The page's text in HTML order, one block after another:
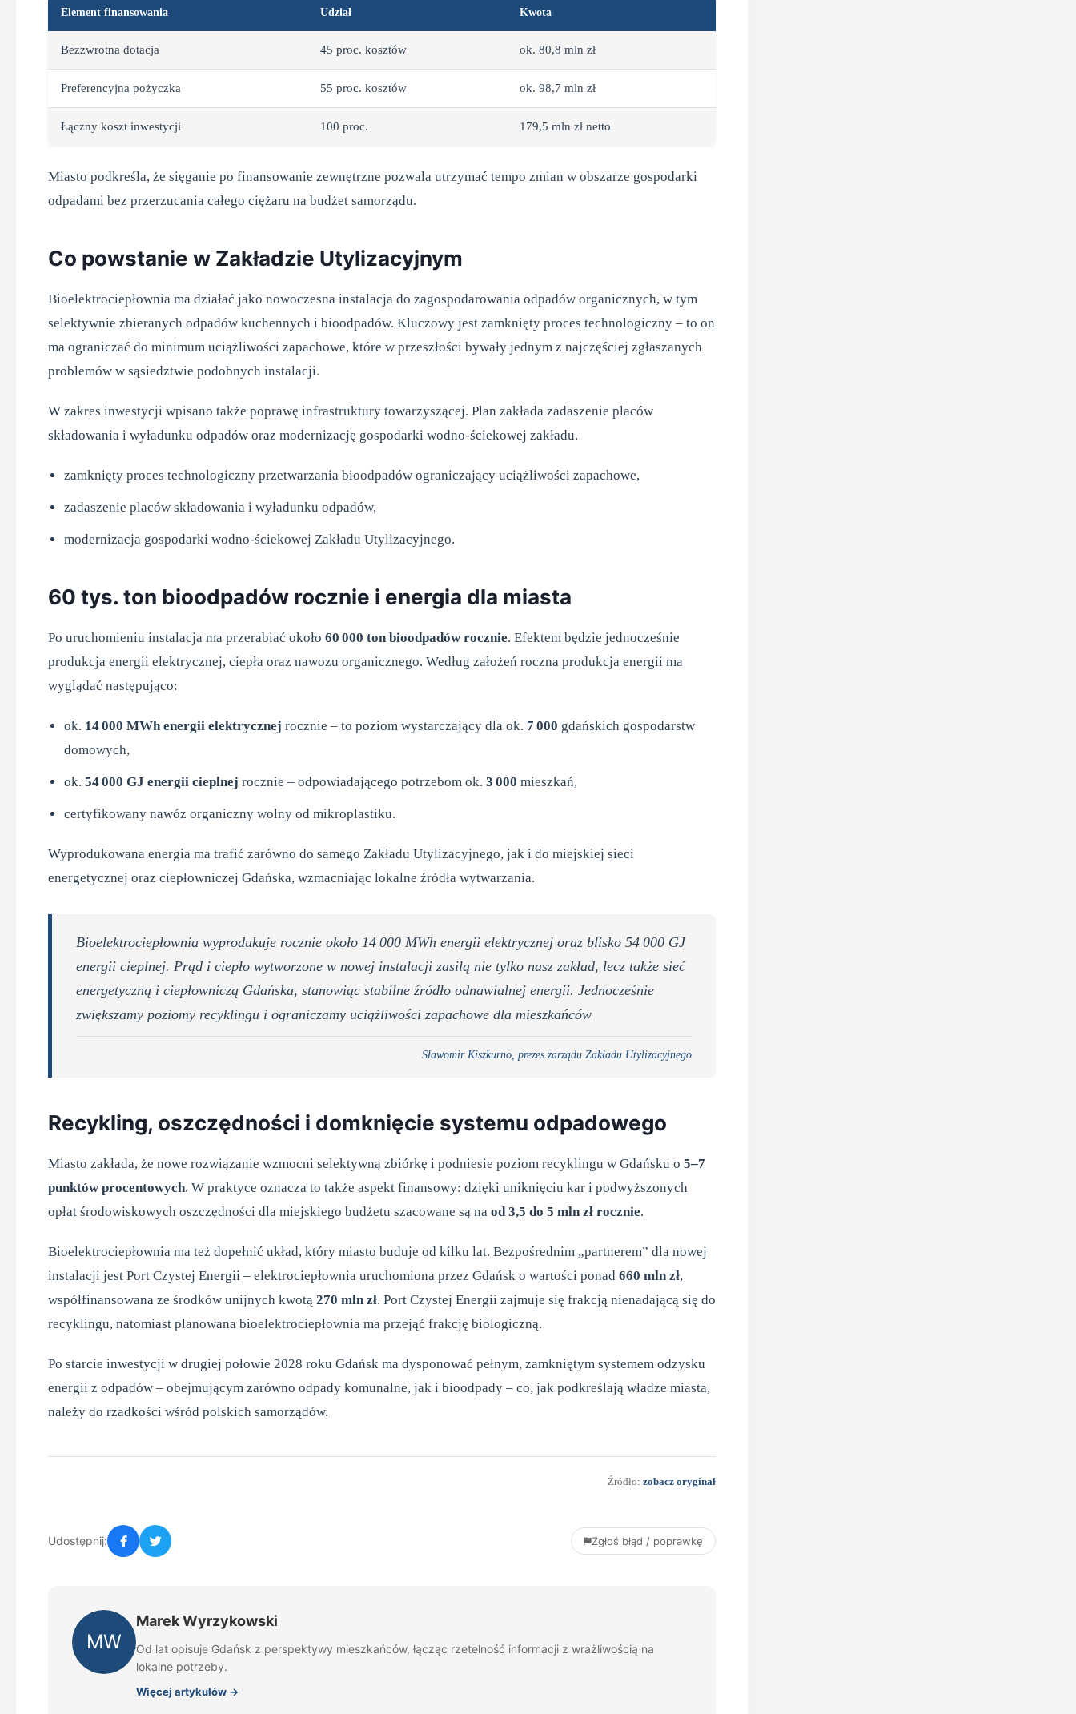
Element finansowania Udział Kwota
Bezzwrotna dotacja 45 proc. kosztów ok. 80,8 mln zł
Preferencyjna pożyczka 55 proc. kosztów ok. 98,7 mln zł
Łączny koszt inwestycji 100 proc. 179,5 mln zł netto
Miasto podkreśla, że sięganie po finansowanie zewnętrzne pozwala utrzymać tempo zmian w obszarze gospodarki
odpadami bez przerzucania całego ciężaru na budżet samorządu.
Co powstanie w Zakładzie Utylizacyjnym
Bioelektrociepłownia ma działać jako nowoczesna instalacja do zagospodarowania odpadów organicznych, w tym
selektywnie zbieranych odpadów kuchennych i bioodpadów. Kluczowy jest zamknięty proces technologiczny – to on
ma ograniczać do minimum uciążliwości zapachowe, które w przeszłości bywały jednym z najczęściej zgłaszanych
problemów w sąsiedztwie podobnych instalacji.
W zakres inwestycji wpisano także poprawę infrastruktury towarzyszącej. Plan zakłada zadaszenie placów
składowania i wyładunku odpadów oraz modernizację gospodarki wodno‑ściekowej zakładu.
zamknięty proces technologiczny przetwarzania bioodpadów ograniczający uciążliwości zapachowe,
zadaszenie placów składowania i wyładunku odpadów,
modernizacja gospodarki wodno‑ściekowej Zakładu Utylizacyjnego.
60 tys. ton bioodpadów rocznie i energia dla miasta
Po uruchomieniu instalacja ma przerabiać około 60 000 ton bioodpadów rocznie. Efektem będzie jednocześnie
produkcja energii elektrycznej, ciepła oraz nawozu organicznego. Według założeń roczna produkcja energii ma
wyglądać następująco:
ok. 14 000 MWh energii elektrycznej rocznie – to poziom wystarczający dla ok. 7 000 gdańskich gospodarstw
domowych,
ok. 54 000 GJ energii cieplnej rocznie – odpowiadającego potrzebom ok. 3 000 mieszkań,
certyfikowany nawóz organiczny wolny od mikroplastiku.
Wyprodukowana energia ma trafić zarówno do samego Zakładu Utylizacyjnego, jak i do miejskiej sieci
energetycznej oraz ciepłowniczej Gdańska, wzmacniając lokalne źródła wytwarzania.
Bioelektrociepłownia wyprodukuje rocznie około 14 000 MWh energii elektrycznej oraz blisko 54 000 GJ
energii cieplnej. Prąd i ciepło wytworzone w nowej instalacji zasilą nie tylko nasz zakład, lecz także sieć
energetyczną i ciepłowniczą Gdańska, stanowiąc stabilne źródło odnawialnej energii. Jednocześnie
zwiększamy poziomy recyklingu i ograniczamy uciążliwości zapachowe dla mieszkańców
Sławomir Kiszkurno, prezes zarządu Zakładu Utylizacyjnego
Recykling, oszczędności i domknięcie systemu odpadowego
Miasto zakłada, że nowe rozwiązanie wzmocni selektywną zbiórkę i podniesie poziom recyklingu w Gdańsku o 5–7
punktów procentowych. W praktyce oznacza to także aspekt finansowy: dzięki uniknięciu kar i podwyższonych
opłat środowiskowych oszczędności dla miejskiego budżetu szacowane są na od 3,5 do 5 mln zł rocznie.
Bioelektrociepłownia ma też dopełnić układ, który miasto buduje od kilku lat. Bezpośrednim „partnerem” dla nowej
instalacji jest Port Czystej Energii – elektrociepłownia uruchomiona przez Gdańsk o wartości ponad 660 mln zł,
współfinansowana ze środków unijnych kwotą 270 mln zł. Port Czystej Energii zajmuje się frakcją nienadającą się do
recyklingu, natomiast planowana bioelektrociepłownia ma przejąć frakcję biologiczną.
Po starcie inwestycji w drugiej połowie 2028 roku Gdańsk ma dysponować pełnym, zamkniętym systemem odzysku
energii z odpadów – obejmującym zarówno odpady komunalne, jak i bioodpady – co, jak podkreślają władze miasta,
należy do rzadkości wśród polskich samorządów.
Źródło: zobacz oryginał
Udostępnij: Zgłoś błąd / poprawkę
MW
Marek Wyrzykowski
Od lat opisuje Gdańsk z perspektywy mieszkańców, łącząc rzetelność informacji z wrażliwością na
lokalne potrzeby.
Więcej artykułów →